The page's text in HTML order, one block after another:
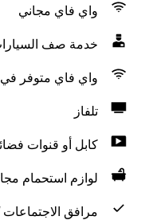
واي فاي مجاني
خدمة صف
واي فاي متوفر
تلفاز
كابل أو قنوات
لوازم استحمام
مرافق الاجتماعات /